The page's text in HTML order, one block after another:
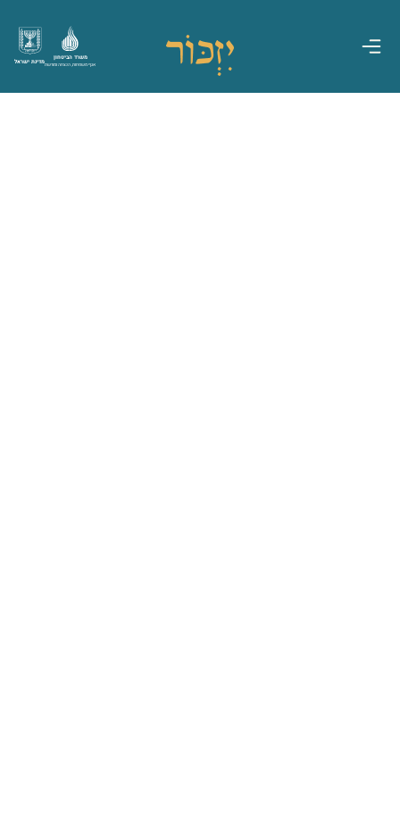
מדינת ישראל
משרד הביטחון
אגף משפחות, הנצחה ומורשת